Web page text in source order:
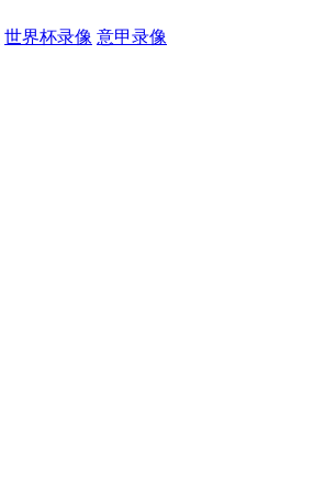
世界杯录像 意甲录像